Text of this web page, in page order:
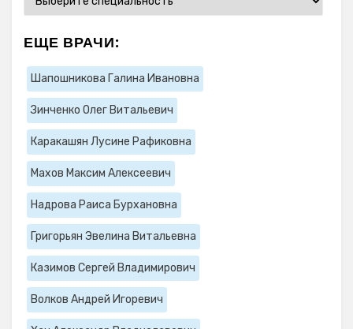
ЕЩЕ ВРАЧИ:
Шапошникова Галина Ивановна
Зинченко Олег Витальевич
Каракашян Лусине Рафиковна
Махов Максим Алексеевич
Надрова Раиса Бурхановна
Григорьян Эвелина Витальевна
Казимов Сергей Владимирович
Волков Андрей Игоревич